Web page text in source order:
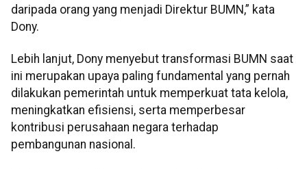
daripada orang yang menjadi Direktur BUMN,” kata
Dony.
Lebih lanjut, Dony menyebut transformasi BUMN saat
ini merupakan upaya paling fundamental yang pernah
dilakukan pemerintah untuk memperkuat tata kelola,
meningkatkan efisiensi, serta memperbesar
kontribusi perusahaan negara terhadap
pembangunan nasional.